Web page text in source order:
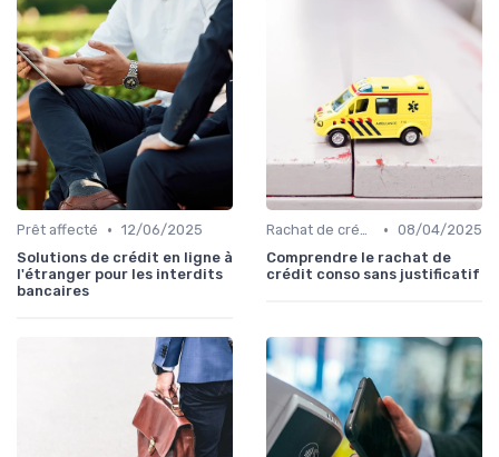
Prêt affecté • 12/06/2025
Solutions de crédit en ligne à
l'étranger pour les interdits
bancaires
Rachat de crédit à la consommation • 08/04/2025
Comprendre le rachat de
crédit conso sans justificatif